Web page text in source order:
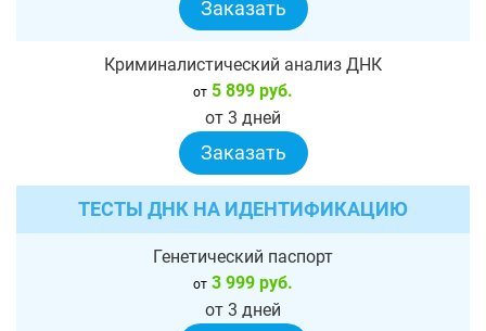
Заказать
Криминалистический анализ ДНК
от 5 899 руб.
от 3 дней
Заказать
ТЕСТЫ ДНК НА ИДЕНТИФИКАЦИЮ
Генетический паспорт
от 3 999 руб.
от 3 дней